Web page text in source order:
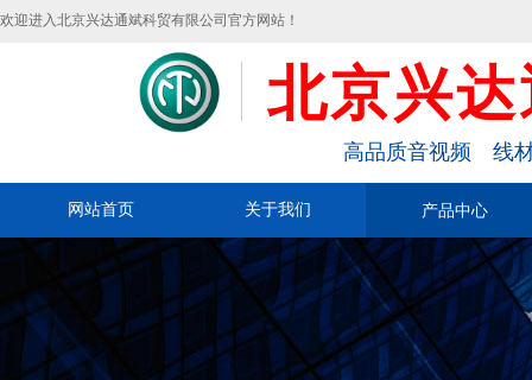
欢迎进入北京兴达通斌科贸有限公司官方网站！
北京兴
高品质音视频 线
网站首页 关于我们 产品中心